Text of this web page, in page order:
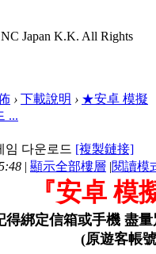
Japan K.K. All Rights
› 下載說明 › ★安卓 模擬
...
다운로드 [複製鏈接]
| 顯示全部樓層 |閱讀模
『安卓
得綁定信箱或手機 盡
(原遊客帳